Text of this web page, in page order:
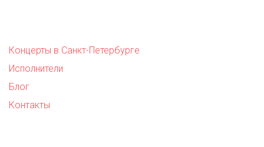
Концерты в Санкт-Петербурге
Исполнители
Блог
Контакты